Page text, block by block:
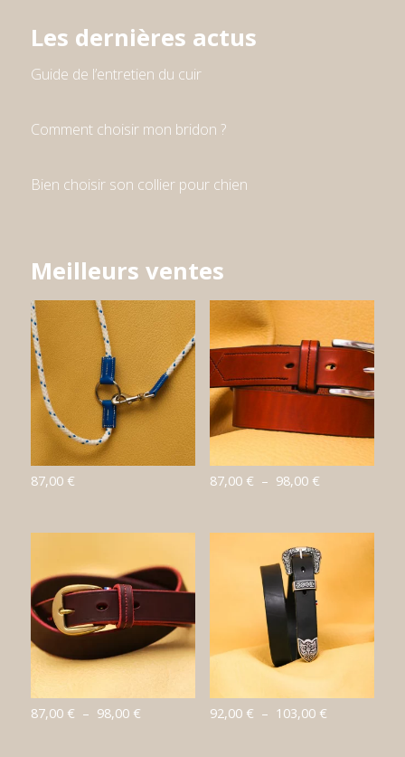
Les dernières actus
Guide de l’entretien du cuir
Comment choisir mon bridon ?
Bien choisir son collier pour chien
Meilleurs ventes
87,00 € 87,00 € – 98,00 €Plage
87,00 €
à
87,00 € – 98,00 €Plage
92,00 € – 103,00 €Plage